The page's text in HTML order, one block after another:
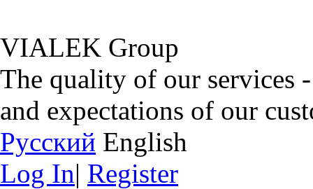
VIALEK Group
The quality of our services
and expectations of our
Русский English
Log In| Register